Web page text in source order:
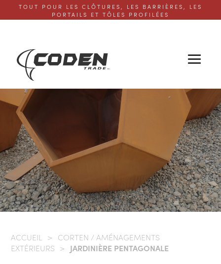
TOUT POUR LES CLÔTURES, LES BARRIÈRES, LES
PORTAILS ET TÔLES PROFILÉES
ACCUEIL / CORTEN / AMÉNAGEMENTS
EXTÉRIEURS
/ JARDINIÈRE PENTAGONALE